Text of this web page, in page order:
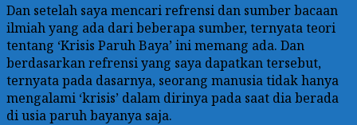
Dan setelah saya mencari refrensi dan sumber bacaan
ilmiah yang ada dari beberapa sumber, ternyata teori
tentang ‘Krisis Paruh Baya’ ini memang ada. Dan
berdasarkan refrensi yang saya dapatkan tersebut,
ternyata pada dasarnya, seorang manusia tidak hanya
mengalami ‘krisis’ dalam dirinya pada saat dia berada
di usia paruh bayanya saja.